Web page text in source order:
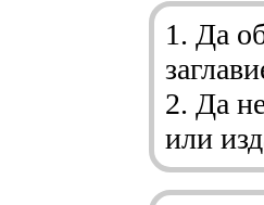
1. Да
2. Да
или